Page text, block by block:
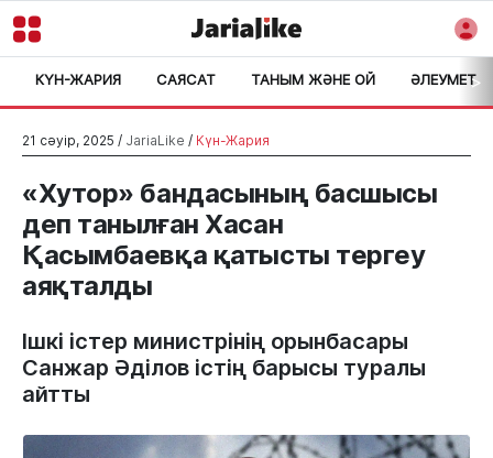
КҮН-ЖАРИЯ САЯСАТ ТАНЫМ ЖӘНЕ ОЙ ӘЛЕУМЕТ>
21 сәуір, 2025 / JariaLike / Күн-Жария
«Хутор» бандасының басшысы
деп танылған Хасан
Қасымбаевқа қатысты тергеу
аяқталды
Ішкі істер министрінің орынбасары
Санжар Әділов істің барысы туралы
айтты